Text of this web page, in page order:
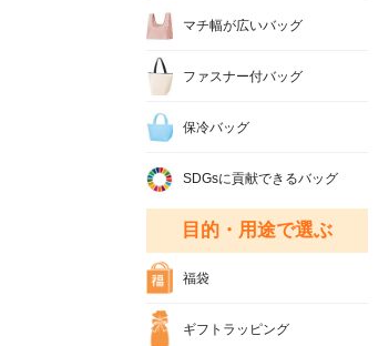
マチ幅が広いバッグ
ファスナー付バッグ
保冷バッグ
SDGsに貢献できるバッグ
目的・用途で選ぶ
福袋
ギフトラッピング